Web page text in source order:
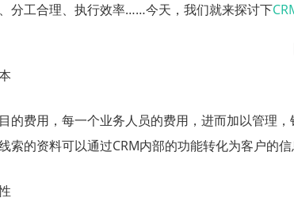
分工合理、执行效率……今天，我们就来探讨下
的费用，每一个业务人员的费用，进而加以管理
索的资料可以通过CRM内部的功能转化为客户的